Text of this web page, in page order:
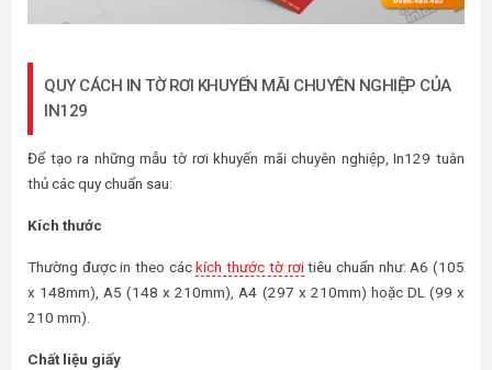
QUY CÁCH IN TỜ RƠI KHUYẾN MÃI CHUYÊN NGHIỆP CỦA
IN129
Để tạo ra những mẫu tờ rơi khuyến mãi chuyên nghiệp, In129 tuân
thủ các quy chuẩn sau:
Kích thước
Thường được in theo cáckích thước tờ rơitiêu chuẩn như: A6 (105
x 148mm), A5 (148 x 210mm), A4 (297 x 210mm) hoặc DL (99 x
210 mm).
Chất liệu giấy